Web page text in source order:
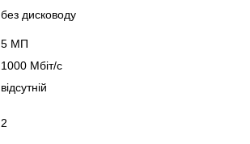
без дисководу
5 МП
1000 Мбіт/с
відсутній
2